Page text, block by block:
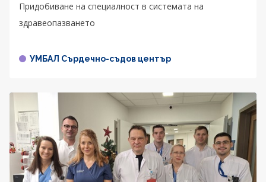
Придобиване на специалност в системата на
здравеопазването
УМБАЛ Сърдечно-съдов център